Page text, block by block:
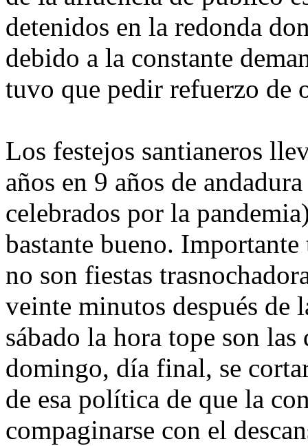
detenidos en la redonda
debido a la constante
tuvo que pedir refuerzo de
Los festejos santianeros
años en 9 años de
celebrados por la
bastante bueno. Importante
no son fiestas
veinte minutos después de
sábado la hora tope son
domingo, día final, se
de esa política de que la
compaginarse con el